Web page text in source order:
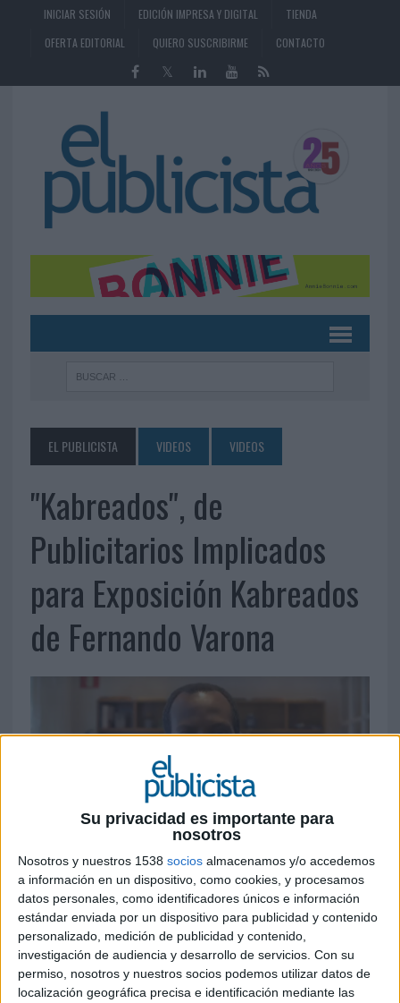
Su privacidad es importante para
nosotros
Nosotros y nuestros 1538 socios almacenamos y/o accedemos
a información en un dispositivo, como cookies, y procesamos
datos personales, como identificadores únicos e información
estándar enviada por un dispositivo para publicidad y contenido
personalizado, medición de publicidad y contenido,
investigación de audiencia y desarrollo de servicios. Con su
permiso, nosotros y nuestros socios podemos utilizar datos de
localización geográfica precisa e identificación mediante las
INICIAR SESIÓN EDICIÓN IMPRESA Y DIGITAL
TIENDA
OFERTA EDITORIAL
QUIERO SUSCRIBIRME CONTACTO
EL PUBLICISTA VIDEOS VIDEOS
"Kabreados", de
Publicitarios Implicados
para Exposición Kabreados
de Fernando Varona
Anunciante: Exposición Kabreados de Fernando
Varona
Director creativo: Richard Wakefield